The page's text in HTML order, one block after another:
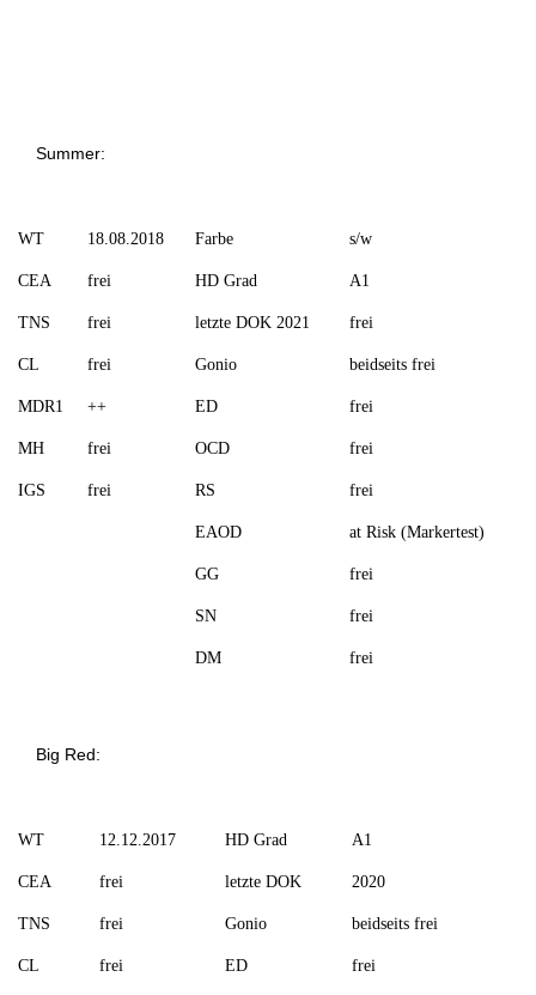
Summer:
WT 18.08.2018 Farbe s/w
CEA frei HD Grad A1
TNS frei letzte DOK 2021 frei
CL frei Gonio beidseits frei
MDR1 ++ ED frei
MH frei OCD frei
IGS frei RS frei
EAOD at Risk (Markertest)
GG frei
SN frei
DM frei
Big Red:
WT 12.12.2017 HD Grad A1
CEA frei letzte DOK 2020
TNS frei Gonio beidseits frei
CL frei ED frei